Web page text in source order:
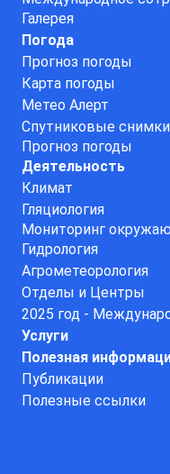
Галерея
Погода
Прогноз погоды
Карта погоды
Метео Алерт
Спутниковые снимки
Прогноз погоды
Деятельность
Климат
Гляциология
Мониторинг
Гидрология
Агрометеорология
Отделы и Центры
2025 год -
Услуги
Полезная
Публикации
Полезные ссылки